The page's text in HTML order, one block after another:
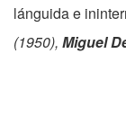
lánguida e
(1950), Miguel